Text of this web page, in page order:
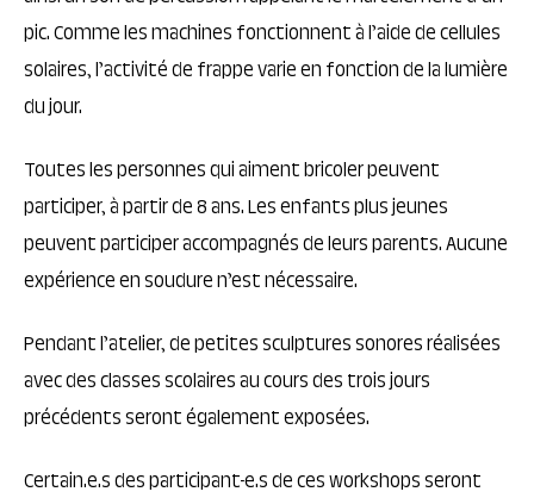
pic. Comme les machines fonctionnent à l’aide de cellules
solaires, l’activité de frappe varie en fonction de la lumière
du jour.
Toutes les personnes qui aiment bricoler peuvent
participer, à partir de 8 ans. Les enfants plus jeunes
peuvent participer accompagnés de leurs parents. Aucune
expérience en soudure n’est nécessaire.
Pendant l’atelier, de petites sculptures sonores réalisées
avec des classes scolaires au cours des trois jours
précédents seront également exposées.
Certain.e.s des participant-e.s de ces workshops seront